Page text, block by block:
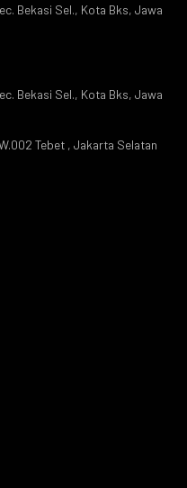
Bekasi Sel., Kota Bks, Jawa
Bekasi Sel., Kota Bks, Jawa
Tebet , Jakarta Selatan